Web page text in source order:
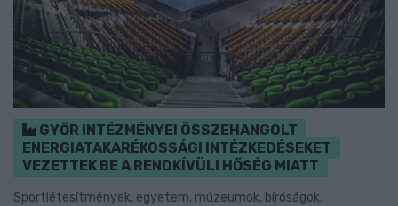
GYŐR INTÉZMÉNYEI ÖSSZEHANGOLT
ENERGIATAKARÉKOSSÁGI INTÉZKEDÉSEKET
VEZETTEK BE A RENDKÍVÜLI HŐSÉG MIATT
Sportlétesítmények, egyetem, múzeumok, bíróságok,